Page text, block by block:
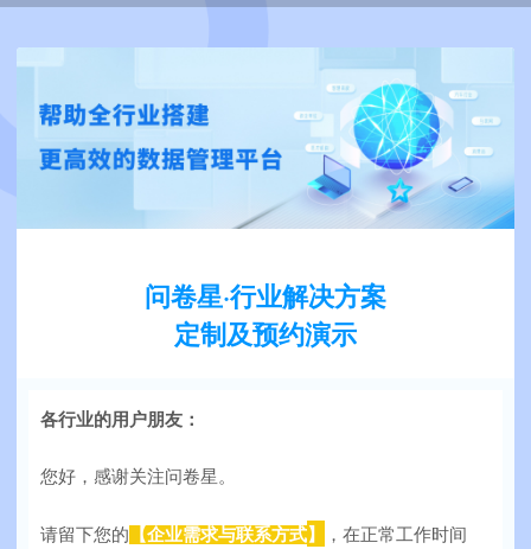
问卷星·行业解决方案
定制及预约演示
各行业的用户朋友：
您好，感谢关注问卷星。
请留下您的 【企业需求与联系方式】
，在正常工作时间